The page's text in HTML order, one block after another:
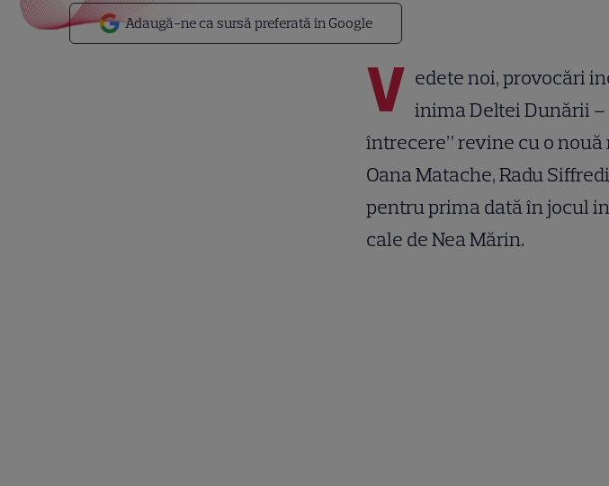
Adaugă-ne ca sursă preferată în Google
V edete noi, provocări
inima Deltei Dunării –
întrecere” revine cu o
Oana Matache, Radu
pentru prima dată în jocul
cale de Nea Mărin.